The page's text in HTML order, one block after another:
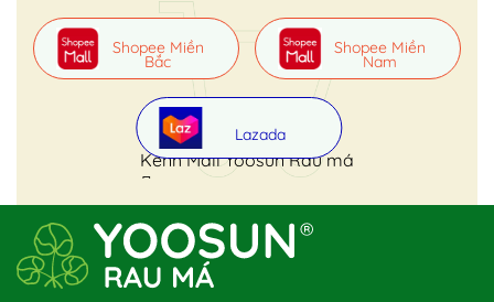
Kênh Mall Yoosun Rau má
Shopee Miền
Bắc
Shopee Miền
Nam
Lazada